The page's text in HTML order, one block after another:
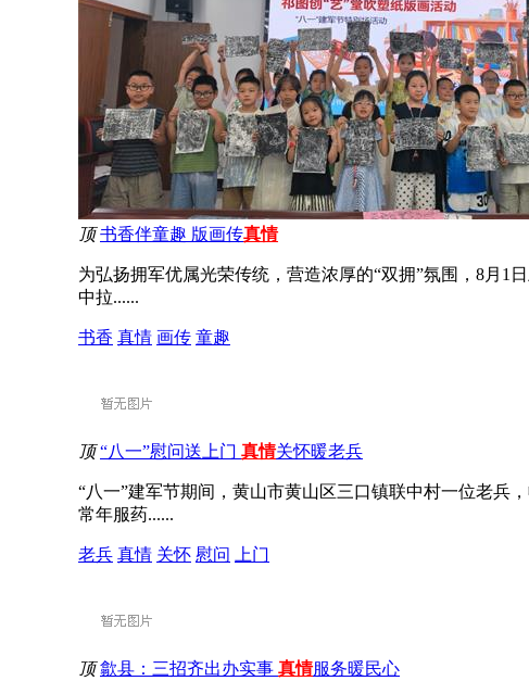
顶 书香伴童趣 版画传真情
为弘扬拥军优属光荣传统，营造浓厚的“双拥”氛围，8月1
中拉......
书香 真情 画传 童趣
顶 “八一”慰问送上门 真情关怀暖老兵
“八一”建军节期间，黄山市黄山区三口镇联中村一位老兵
常年服药......
老兵 真情 关怀 慰问 上门
顶 歙县：三招齐出办实事 真情服务暖民心